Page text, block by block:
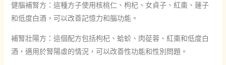
健腦補腎方：這種方子使用核桃仁、枸杞、女貞子、紅棗、蓮子
和低度白酒，可以改善記憶力和腦功能。
補腎壯陽方：這個配方包括枸杞、蛤蚧、肉蓯蓉、紅棗和低度白
酒，適用於腎陽虛的情況，可以改善性功能和性別問題。